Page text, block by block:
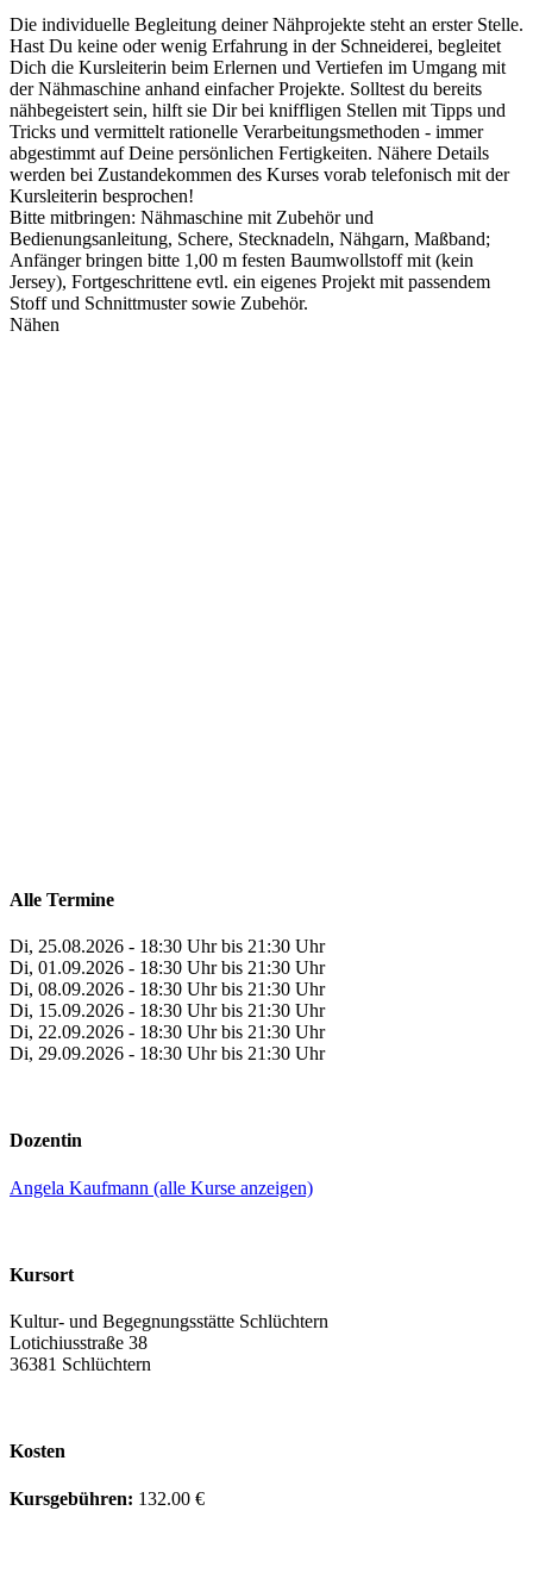
Die individuelle Begleitung deiner Nähprojekte steht an erster Stelle.
Hast Du keine oder wenig Erfahrung in der Schneiderei, begleitet
Dich die Kursleiterin beim Erlernen und Vertiefen im Umgang mit
der Nähmaschine anhand einfacher Projekte. Solltest du bereits
nähbegeistert sein, hilft sie Dir bei kniffligen Stellen mit Tipps und
Tricks und vermittelt rationelle Verarbeitungsmethoden - immer
abgestimmt auf Deine persönlichen Fertigkeiten. Nähere Details
werden bei Zustandekommen des Kurses vorab telefonisch mit der
Kursleiterin besprochen!
Bitte mitbringen: Nähmaschine mit Zubehör und
Bedienungsanleitung, Schere, Stecknadeln, Nähgarn, Maßband;
Anfänger bringen bitte 1,00 m festen Baumwollstoff mit (kein
Jersey), Fortgeschrittene evtl. ein eigenes Projekt mit passendem
Stoff und Schnittmuster sowie Zubehör.
Nähen
Alle Termine
Di, 25.08.2026 - 18:30 Uhr bis 21:30 Uhr
Di, 01.09.2026 - 18:30 Uhr bis 21:30 Uhr
Di, 08.09.2026 - 18:30 Uhr bis 21:30 Uhr
Di, 15.09.2026 - 18:30 Uhr bis 21:30 Uhr
Di, 22.09.2026 - 18:30 Uhr bis 21:30 Uhr
Di, 29.09.2026 - 18:30 Uhr bis 21:30 Uhr
Dozentin
Angela Kaufmann (alle Kurse anzeigen)
Kursort
Kultur- und Begegnungsstätte Schlüchtern
Lotichiusstraße 38
36381 Schlüchtern
Kosten
Kursgebühren: 132.00 €